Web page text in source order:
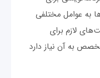
به عوامل مختلفی
لازم برای
به آن نیاز دارد